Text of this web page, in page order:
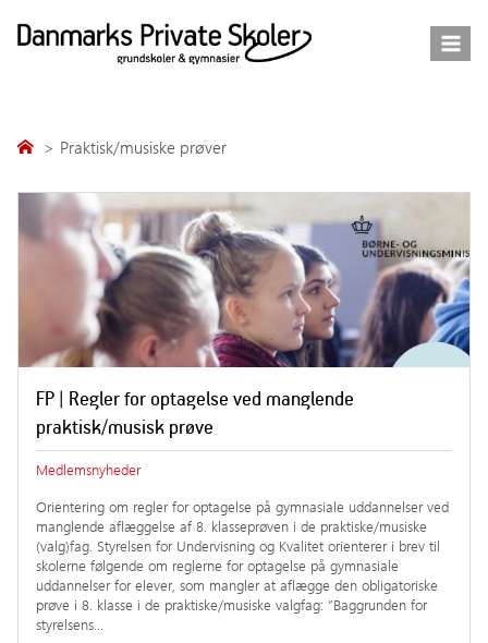
Praktisk/musiske prøver
FP | Regler for optagelse ved manglende
praktisk/musisk prøve
Medlemsnyheder
Orientering om regler for optagelse på gymnasiale uddannelser ved
manglende aflæggelse af 8. klasseprøven i de praktiske/musiske
(valg)fag. Styrelsen for Undervisning og Kvalitet orienterer i brev til
skolerne følgende om reglerne for optagelse på gymnasiale
uddannelser for elever, som mangler at aflægge den obligatoriske
prøve i 8. klasse i de praktiske/musiske valgfag: ”Baggrunden for
styrelsens…